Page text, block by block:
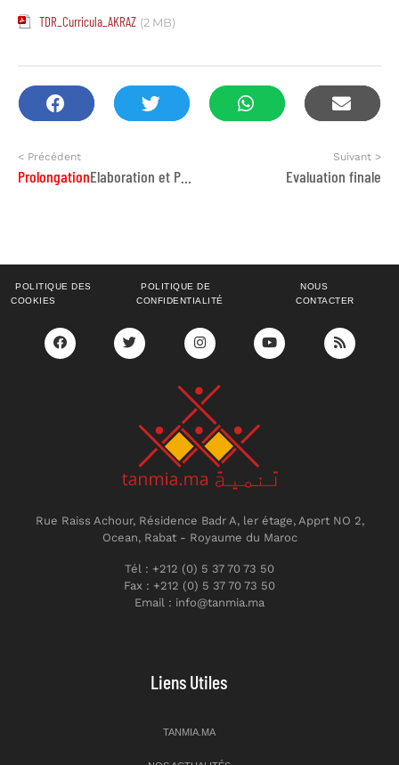
TDR_Curricula_AKRAZ (2 MB)
< Précédent
ProlongationElaboration et Production d’un mémorandum sur la gouvernance locale et la promotion de la langue amazighe
Suivant >
Evaluation finale
POLITIQUE DES
COOKIES
POLITIQUE DE
CONFIDENTIALITÉ
NOUS
CONTACTER
Rue Raiss Achour, Résidence Badr A, ler étage, Apprt NO 2,
Ocean, Rabat - Royaume du Maroc
Tél : +212 (0) 5 37 70 73 50
Fax : +212 (0) 5 37 70 73 50
Email : info@tanmia.ma
Liens Utiles
TANMIA.MA